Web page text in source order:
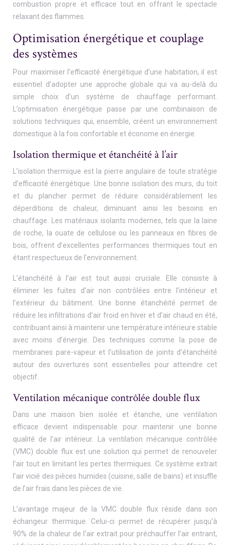
combustion propre et efficace tout en offrant le spectacle
relaxant des flammes.
Optimisation énergétique et couplage
des systèmes
Pour maximiser l’efficacité énergétique d’une habitation, il est
essentiel d’adopter une approche globale qui va au-delà du
simple choix d’un système de chauffage performant.
L’optimisation énergétique passe par une combinaison de
solutions techniques qui, ensemble, créent un environnement
domestique à la fois confortable et économe en énergie.
Isolation thermique et étanchéité à l’air
L’isolation thermique est la pierre angulaire de toute stratégie
d’efficacité énergétique. Une bonne isolation des murs, du toit
et du plancher permet de réduire considérablement les
déperditions de chaleur, diminuant ainsi les besoins en
chauffage. Les matériaux isolants modernes, tels que la laine
de roche, la ouate de cellulose ou les panneaux en fibres de
bois, offrent d’excellentes performances thermiques tout en
étant respectueux de l’environnement.
L’étanchéité à l’air est tout aussi cruciale. Elle consiste à
éliminer les fuites d’air non contrôlées entre l’intérieur et
l’extérieur du bâtiment. Une bonne étanchéité permet de
réduire les infiltrations d’air froid en hiver et d’air chaud en été,
contribuant ainsi à maintenir une température intérieure stable
avec moins d’énergie. Des techniques comme la pose de
membranes pare-vapeur et l’utilisation de joints d’étanchéité
autour des ouvertures sont essentielles pour atteindre cet
objectif.
Ventilation mécanique contrôlée double flux
Dans une maison bien isolée et étanche, une ventilation
efficace devient indispensable pour maintenir une bonne
qualité de l’air intérieur. La ventilation mécanique contrôlée
(VMC) double flux est une solution qui permet de renouveler
l’air tout en limitant les pertes thermiques. Ce système extrait
l’air vicié des pièces humides (cuisine, salle de bains) et insuffle
de l’air frais dans les pièces de vie.
L’avantage majeur de la VMC double flux réside dans son
échangeur thermique. Celui-ci permet de récupérer jusqu’à
90% de la chaleur de l’air extrait pour préchauffer l’air entrant,